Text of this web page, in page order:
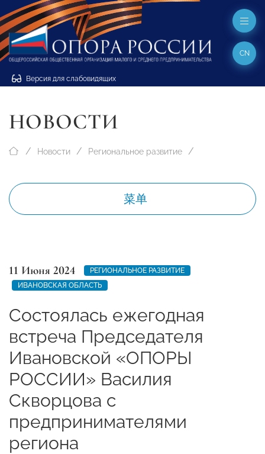
Версия для слабовидящих
CN
НОВОСТИ
Новости Региональное развитие
菜单
11 Июня 2024
РЕГИОНАЛЬНОЕ РАЗВИТИЕ
ИВАНОВСКАЯ ОБЛАСТЬ
Состоялась ежегодная
встреча Председателя
Ивановской «ОПОРЫ
РОССИИ» Василия
Скворцова с
предпринимателями
региона